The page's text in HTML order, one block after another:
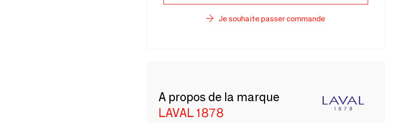
Je souhaite passer commande
A propos de la marque
LAVAL 1878